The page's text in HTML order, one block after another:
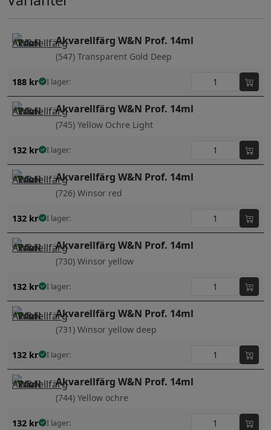
Akvarellfärg W&N Prof. 14ml
(547) Transparent Gold Deep
188 kr I lager:
Akvarellfärg W&N Prof. 14ml
(745) Yellow Ochre Light
132 kr I lager:
Akvarellfärg W&N Prof. 14ml
(726) Winsor red
132 kr I lager:
Akvarellfärg W&N Prof. 14ml
(730) Winsor yellow
132 kr I lager:
Akvarellfärg W&N Prof. 14ml
(731) Winsor yellow deep
132 kr I lager:
Akvarellfärg W&N Prof. 14ml
(744) Yellow ochre
132 kr I lager: